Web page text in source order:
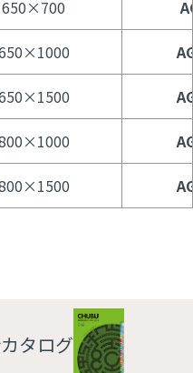
650×700
タログ